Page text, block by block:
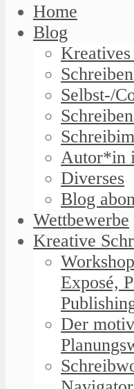
Home
Blog
Selbst-/
Autor*in
Diverses
Blog
Wettbewerbe
Kreative
Exposé,
Der